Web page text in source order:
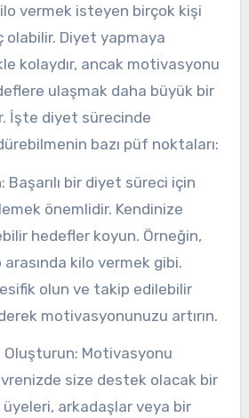
vermek isteyen birçok kişi
olabilir. Diyet yapmaya
kolaydır, ancak motivasyonu
ulaşmak daha büyük bir
İşte diyet sürecinde
bazı püf noktaları:
Başarılı bir diyet süreci için
önemlidir. Kendinize
hedefler koyun. Örneğin,
kilo vermek gibi.
olun ve takip edilebilir
motivasyonunuzu artırın.
Motivasyonu
size destek olacak bir
arkadaşlar veya bir